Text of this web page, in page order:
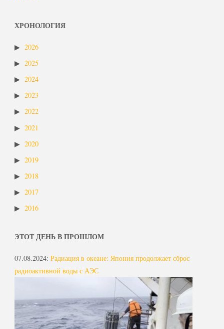
ХРОНОЛОГИЯ
2026
2025
2024
2023
2022
2021
2020
2019
2018
2017
2016
ЭТОТ ДЕНЬ В ПРОШЛОМ
07.08.2024: Радиация в океане: Япония продолжает сброс
радиоактивной воды с АЭС